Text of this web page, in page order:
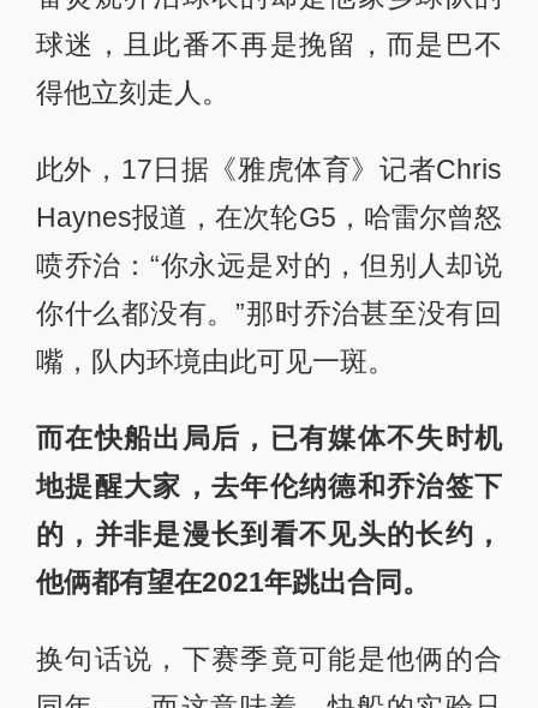
球迷，且此番不再是挽留，而是巴不
得他立刻走人。
此外，17日据《雅虎体育》记者Chris
Haynes报道，在次轮G5，哈雷尔曾怒
喷乔治：“你永远是对的，但别人却说
你什么都没有。”那时乔治甚至没有回
嘴，队内环境由此可见一斑。
而在快船出局后，已有媒体不失时机
地提醒大家，去年伦纳德和乔治签下
的，并非是漫长到看不见头的长约，
他俩都有望在2021年跳出合同。
换句话说，下赛季竟可能是他俩的合